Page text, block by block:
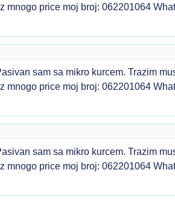
price moj broj: 062201064
sam sa mikro kurcem. Trazim
price moj broj: 062201064
sam sa mikro kurcem. Trazim
price moj broj: 062201064